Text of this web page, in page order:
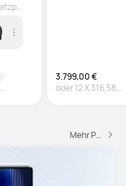
Passende Zusatzprodukt
3.799,00 €
oder12X316,58
Mehr Produkte